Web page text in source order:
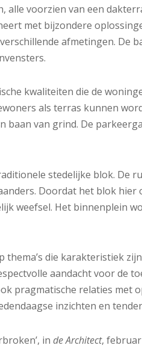
voorzien van een
met bijzondere
afmetingen. De
kwaliteiten die de
als terras kunnen
baan van grind. De
stedelijke blok. De
Doordat het blok
weefsel. Het binnenplein
die karakteristiek
aandacht voor de
pragmatische relaties met
inzichten en
inde Architect,